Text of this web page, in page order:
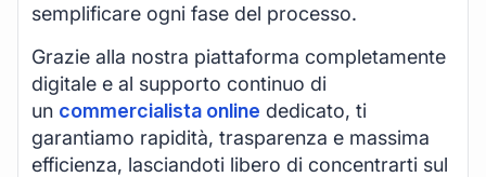
semplificare ogni fase del processo.
Grazie alla nostra piattaforma completamente
digitale e al supporto continuo di
un commercialista online dedicato, ti
garantiamo rapidità, trasparenza e massima
efficienza, lasciandoti libero di concentrarti sul